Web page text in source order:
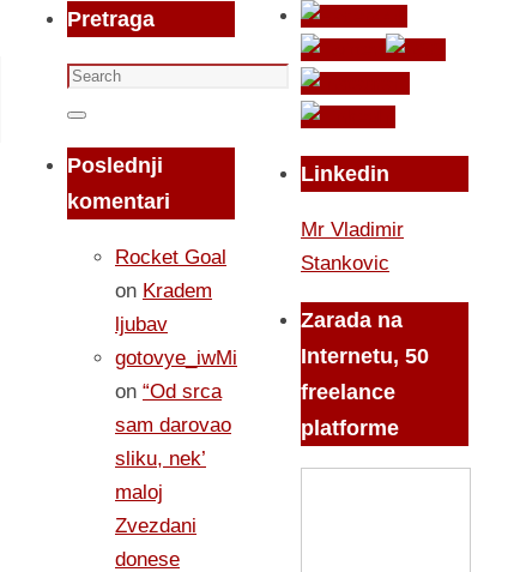
Pretraga
Search
for:
Search
Poslednji
komentari
Rocket Goal
on Kradem
ljubav
gotovye_iwMi
on “Od srca
sam darovao
sliku, nek’
maloj
Zvezdani
donese
Linkedin
Mr Vladimir
Stankovic
Zarada na
Internetu, 50
freelance
platforme